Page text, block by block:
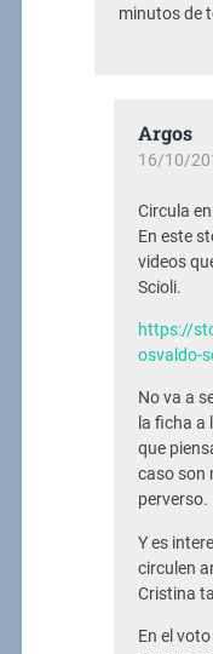
minutos de
Argos
16/10/
Circula
En este
videos
Scioli.
https://
osvaldo-
No va a
la ficha a
que
caso son
perverso.
Y es
circulen
Cristina
En el